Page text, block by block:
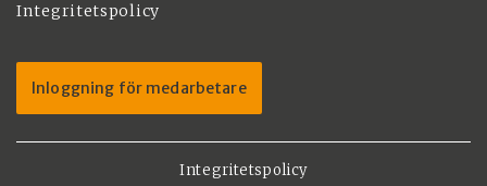
Integritetspolicy
Inloggning för medarbetare
Integritetspolicy